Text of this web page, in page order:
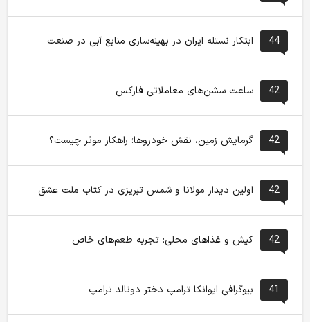
44 ابتکار نستله ایران در بهینه‌سازی منابع آبی در صنعت
42 ساعت سشن‌های معاملاتی فارکس
42 گرمایش زمین، نقش خودروها؛ راهکار موثر چیست؟
42 اولین دیدار مولانا و شمس تبریزی در کتاب ملت عشق
42 کیش و غذاهای محلی: تجربه طعم‌های خاص
41 بیوگرافی ایوانکا ترامپ دختر دونالد ترامپ